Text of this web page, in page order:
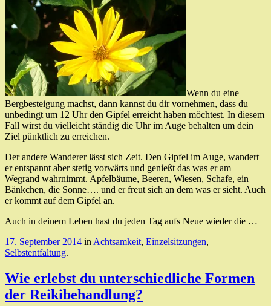
Wenn du eine
Bergbesteigung machst, dann kannst du dir vornehmen, dass du
unbedingt um 12 Uhr den Gipfel erreicht haben möchtest. In diesem
Fall wirst du vielleicht ständig die Uhr im Auge behalten um dein
Ziel pünktlich zu erreichen.
Der andere Wanderer lässt sich Zeit. Den Gipfel im Auge, wandert
er entspannt aber stetig vorwärts und genießt das was er am
Wegrand wahrnimmt. Apfelbäume, Beeren, Wiesen, Schafe, ein
Bänkchen, die Sonne…. und er freut sich an dem was er sieht. Auch
er kommt auf dem Gipfel an.
Auch in deinem Leben hast du jeden Tag aufs Neue wieder die …
17. September 2014 in Achtsamkeit, Einzelsitzungen,
Selbstentfaltung.
Wie erlebst du unterschiedliche Formen
der Reikibehandlung?